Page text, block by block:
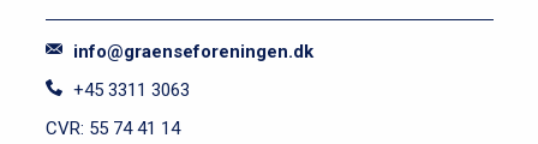
info@graenseforeningen.dk
+45 3311 3063
CVR: 55 74 41 14